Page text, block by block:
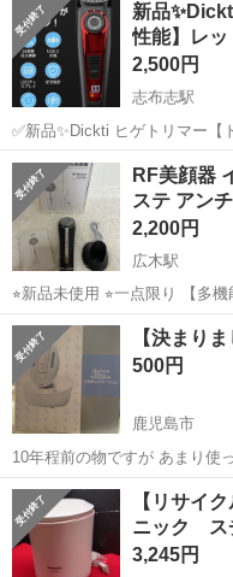
く数回使ったきり、そのまま
ていません。 付属のメンテナ...
新品
性能】レッ
2,500円
志布志駅
✅新品✨Dickti ヒゲトリマー【ドイ
だきありがとうございます✨
す。 ✅新品・未使用品 ✅早い者勝ちです✨ ✅お
イツ...
鹿児島 鹿屋市 志布志駅
RF美顔器
ステ アン
2,200円
広木駅
⭐︎新品未使用 ⭐︎一点限り 【多機能美顔器・革新テクノロジー搭載】 低
中高周波、RF機能、EMS微電
て、緋/赤/オレンジ色/青色
入、RF、たる...
鹿児島 鹿児島市 広木駅
【決まり
500円
鹿児島市
10年程前の物ですが あまり使
で割と綺麗です！ 箱はありま
鹿児島 鹿児島市 美容家
【リサイ
ニック ス
3,245円